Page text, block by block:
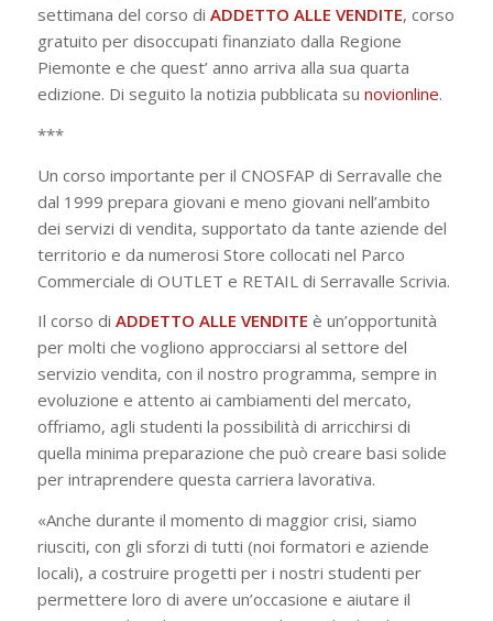
settimana del corso di ADDETTO ALLE VENDITE, corso
gratuito per disoccupati finanziato dalla Regione
Piemonte e che quest’ anno arriva alla sua quarta
edizione. Di seguito la notizia pubblicata su novionline.
***
Un corso importante per il CNOSFAP di Serravalle che
dal 1999 prepara giovani e meno giovani nell’ambito
dei servizi di vendita, supportato da tante aziende del
territorio e da numerosi Store collocati nel Parco
Commerciale di OUTLET e RETAIL di Serravalle Scrivia.
Il corso di ADDETTO ALLE VENDITE è un’opportunità
per molti che vogliono approcciarsi al settore del
servizio vendita, con il nostro programma, sempre in
evoluzione e attento ai cambiamenti del mercato,
offriamo, agli studenti la possibilità di arricchirsi di
quella minima preparazione che può creare basi solide
per intraprendere questa carriera lavorativa.
«Anche durante il momento di maggior crisi, siamo
riusciti, con gli sforzi di tutti (noi formatori e aziende
locali), a costruire progetti per i nostri studenti per
permettere loro di avere un’occasione e aiutare il